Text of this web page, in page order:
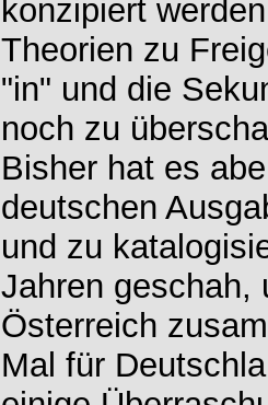
konzipiert
Theorien zu
"in" und die
noch zu
Bisher hat es
deutschen
und zu
Jahren geschah,
Österreich
Mal für